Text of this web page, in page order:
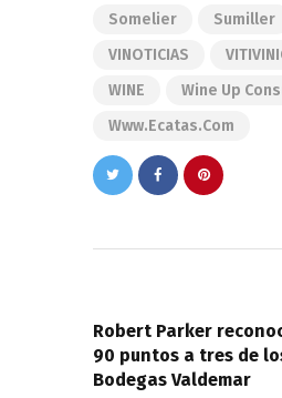
Somelier
Sumiller
VINOTICIAS
WINE
Wine Up
Www.ecatas.com
entradas
Robert Parker
90 puntos a tres de
Bodegas Valdemar